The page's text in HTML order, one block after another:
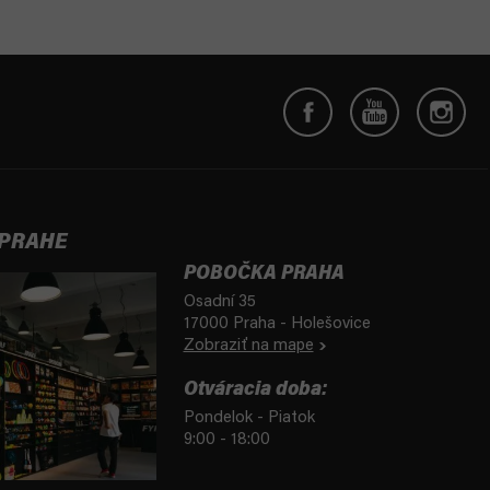
POBOČKA PRAHA
Osadní 35
17000 Praha - Holešovice
Zobraziť na mape
Otváracia doba:
Pondelok - Piatok
9:00 - 18:00